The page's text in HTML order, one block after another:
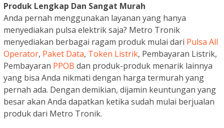
Produk Lengkap Dan Sangat Murah
Anda pernah menggunakan layanan yang hanya
menyediakan pulsa elektrik saja? Metro Tronik
menyediakan berbagai ragam produk mulai dari Pulsa All
Operator, Paket Data, Token Listrik, Pembayaran Listrik,
Pembayaran PPOB dan produk-produk menarik lainnya
yang bisa Anda nikmati dengan harga termurah yang
pernah ada. Dengan demikian, dijamin keuntungan yang
besar akan Anda dapatkan ketika sudah mulai berjualan
produk dari Metro Tronik.